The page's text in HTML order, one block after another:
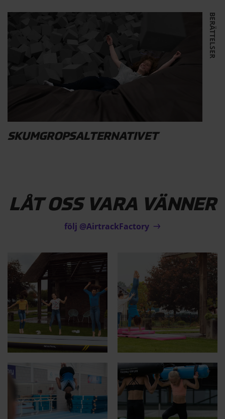
BERÄTTELSER
SKUMGROPSALTERNATIVET
LÅT OSS VARA VÄNNER
följ @AirtrackFactory